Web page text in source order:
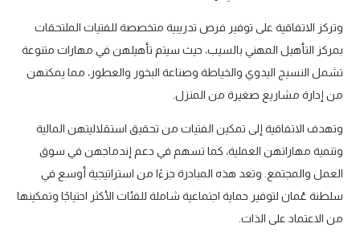
وتركز الاتفاقية على توفير فرص تدريبية متخصصة للفتيات الملتحقات
بمركز التأهيل المهني بالسيب، حيث سيتم تأهيلهن في مهارات متنوعة
تشمل النسيج اليدوي والخياطة وصناعة البخور والعطور، مما يمكنهن
من إدارة مشاريع صغيرة من المنزل.
وتهدف الاتفاقية إلى تمكين الفتيات من تحقيق استقلاليتهن المالية
وتنمية مهاراتهن العملية، كما تسهم في دعم إندماجهن في سوق
العمل والمجتمع. وتعد هذه المبادرة جزءًا من استراتيجية أوسع في
سلطنة عُمان لتوفير حماية اجتماعية شاملة للفئات الأكثر احتياجًا وتمكينها
من الاعتماد على الذات.